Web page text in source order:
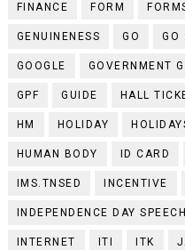
FINANCE FORM
GENUINENESS GO GO
GOOGLE GOVERNMENT
GPF GUIDE HALL
HM HOLIDAY
HUMAN BODY ID CARD
IMS.TNSED INCENTIVE
INDEPENDENCE DAY SPEECH
INTERNET ITI ITK